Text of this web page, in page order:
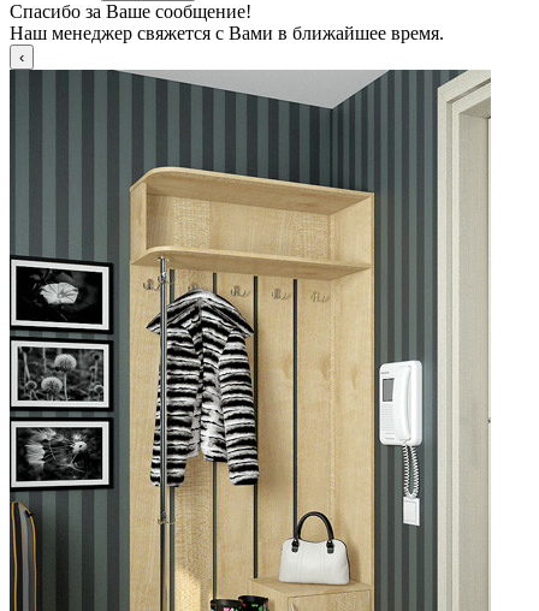
Спасибо за Ваше сообщение!
Наш менеджер свяжется с Вами в ближайшее время.